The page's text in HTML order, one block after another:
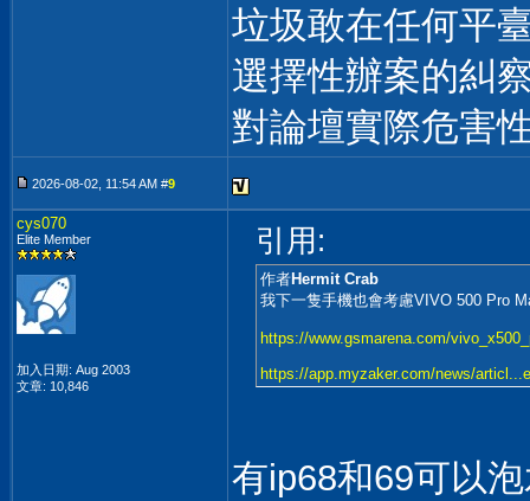
垃圾敢在任何平
選擇性辦案的糾
對論壇實際危害
2026-08-02, 11:54 AM #9
cys070
Elite Member
加入日期: Aug 2003
文章: 10,846
引用:
作者Hermit Crab
我下一隻手機也會考慮VIVO 500 Pro
https://www.gsmarena.com/
https://app.myzaker.com/news/
有ip68和69可以